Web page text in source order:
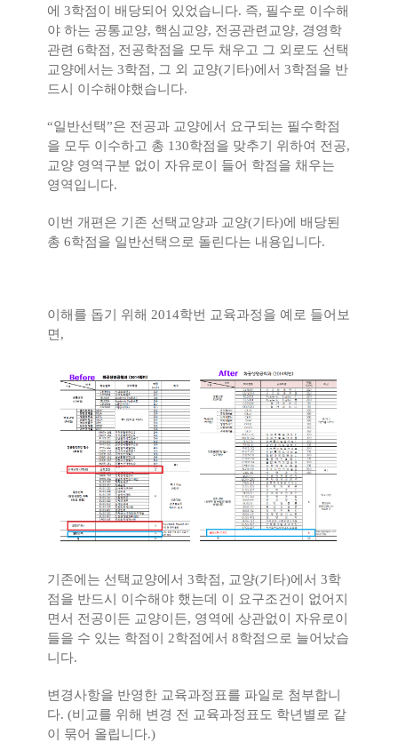
에 3학점이 배당되어 있었습니다. 즉, 필수로 이수해
야 하는 공통교양, 핵심교양, 전공관련교양, 경영학
관련 6학점, 전공학점을 모두 채우고 그 외로도 선택
교양에서는 3학점, 그 외 교양(기타)에서 3학점을 반
드시 이수해야했습니다.
“일반선택”은 전공과 교양에서 요구되는 필수학점
을 모두 이수하고 총 130학점을 맞추기 위하여 전공,
교양 영역구분 없이 자유로이 들어 학점을 채우는
영역입니다.
이번 개편은 기존 선택교양과 교양(기타)에 배당된
총 6학점을 일반선택으로 돌린다는 내용입니다.
이해를 돕기 위해 2014학번 교육과정을 예로 들어보
면,
기존에는 선택교양에서 3학점, 교양(기타)에서 3학
점을 반드시 이수해야 했는데 이 요구조건이 없어지
면서 전공이든 교양이든, 영역에 상관없이 자유로이
들을 수 있는 학점이 2학점에서 8학점으로 늘어났습
니다.
변경사항을 반영한 교육과정표를 파일로 첨부합니
다. (비교를 위해 변경 전 교육과정표도 학년별로 같
이 묶어 올립니다.)